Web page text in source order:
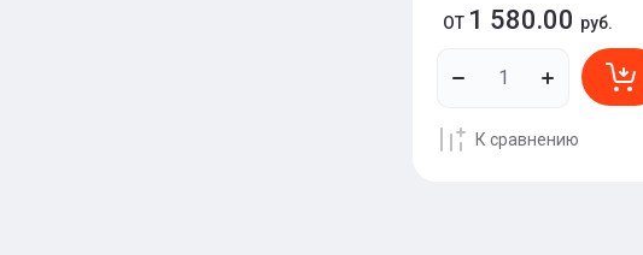
ОТ 1 580.00 руб.
К сравнению